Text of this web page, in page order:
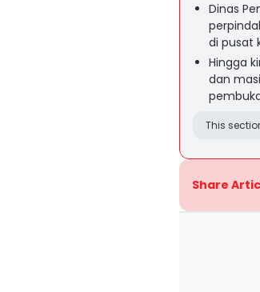
Dinas
di pusat
Hingga
dan
This
Share